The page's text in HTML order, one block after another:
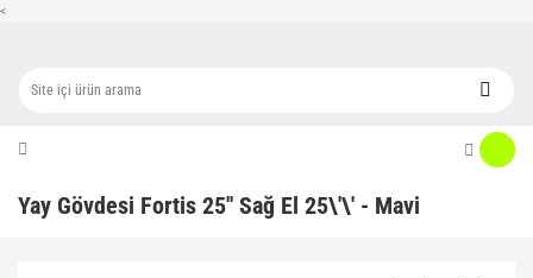
<
Yay Gövdesi Fortis 25'' Sağ El 25\'\' - Mavi